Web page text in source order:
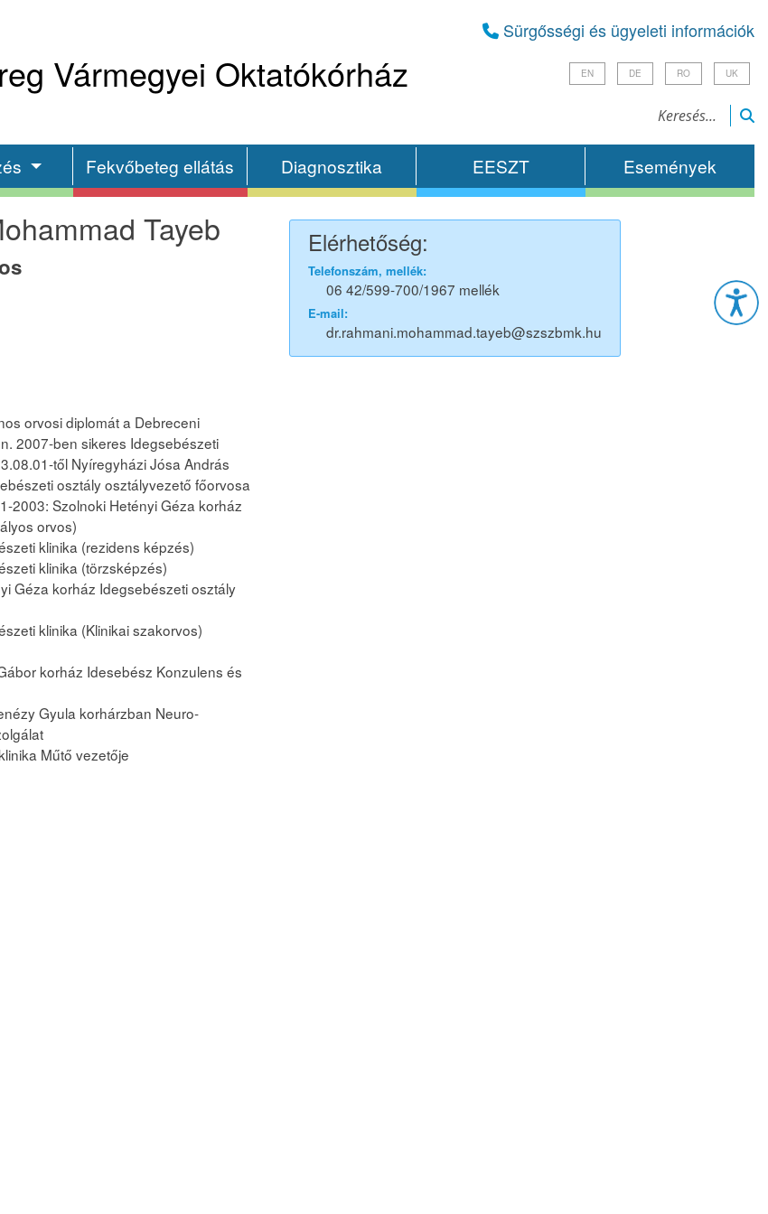
Vármegyei Oktatókórház
Sürgősségi és ügyeleti információk
EN DE RO UK
Fekvőbeteg ellátás Diagnosztika EESZT Események
Tayeb Elérhetőség:
Telefonszám, mellék:
06 42/599-700/1967 mellék
E-mail:
dr.rahmani.mohammad.tayeb@szszbmk.hu
orvosi diplomát a Debreceni
2007-ben sikeres Idegsebészeti
től Nyíregyházi Jósa András
osztály osztályvezető főorvosa
2003: Szolnoki Hetényi Géza korház
orvos)
klinika (rezidens képzés)
klinika (törzsképzés)
Géza korház Idegsebészeti osztály
klinika (Klinikai szakorvos)
korház Idesebész Konzulens és
Gyula korhárzban Neuro-
Műtő vezetője